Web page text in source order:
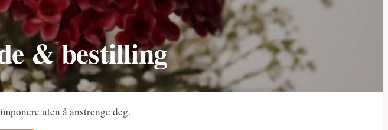
& bestilling
uten å anstrenge deg.